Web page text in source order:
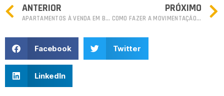
ANTERIOR
APARTAMENTOS À VENDA EM BALNEÁRIO CAMBORIÚ SEGUEM VALORIZANDO NO SEGUNDO SEMESTRE DE 2024
PRÓXIMO
COMO FAZER A MOVIMENTAÇÃO DE UM GERADOR DE HIDROGÊNIO HHO DE GRANDE PORTE?
Facebook Twitter
LinkedIn